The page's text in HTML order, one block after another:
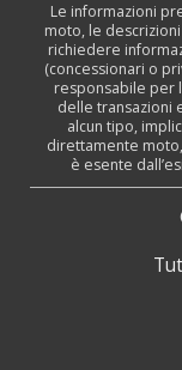
Le informazioni
moto, le
richiedere
(concessionari o
responsabile per
delle transazioni
alcun tipo,
direttamente
è esente